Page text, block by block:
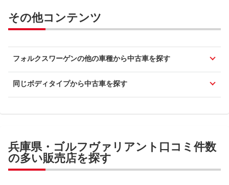
その他コンテンツ
フォルクスワーゲンの他の車種から中古車を探す
同じボディタイプから中古車を探す
兵庫県・ゴルフヴァリアント口コミ件数
の多い販売店を探す